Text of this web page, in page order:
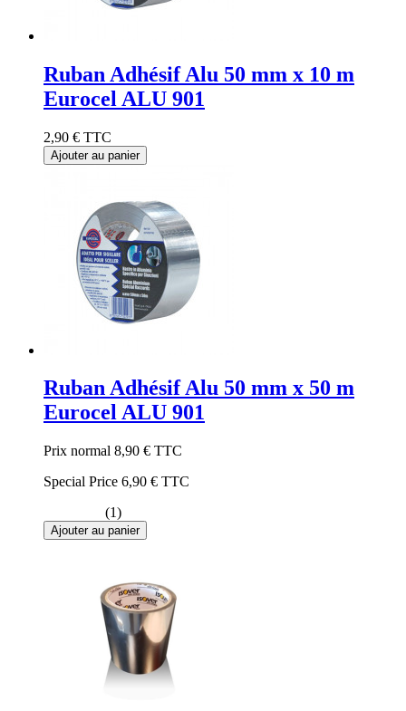
Ruban Adhésif Alu 50 mm x 10 m
Eurocel ALU 901
2,90 € TTC
Ajouter au panier
Ruban Adhésif Alu 50 mm x 50 m
Eurocel ALU 901
Prix normal 8,90 € TTC
Special Price 6,90 € TTC
(1)
Ajouter au panier